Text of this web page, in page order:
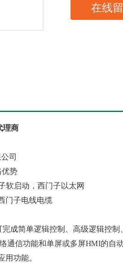
在线
理商
司
优势
软启动，西门子以太网
门子电线电缆
成简单逻辑控制、高级逻辑控
信功能和单屏或多屏HMI的自
功能。